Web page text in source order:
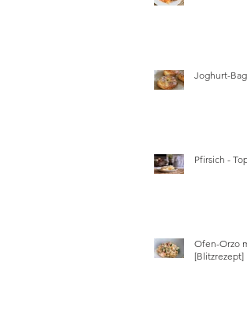
Joghurt-
Pfirsich -
Ofen-Orzo
[Blitzrezept]